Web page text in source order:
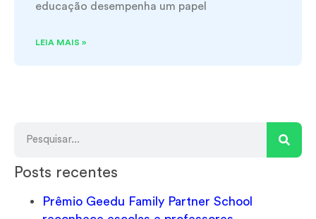
educação desempenha um papel
LEIA MAIS »
Posts recentes
Prêmio Geedu Family Partner School